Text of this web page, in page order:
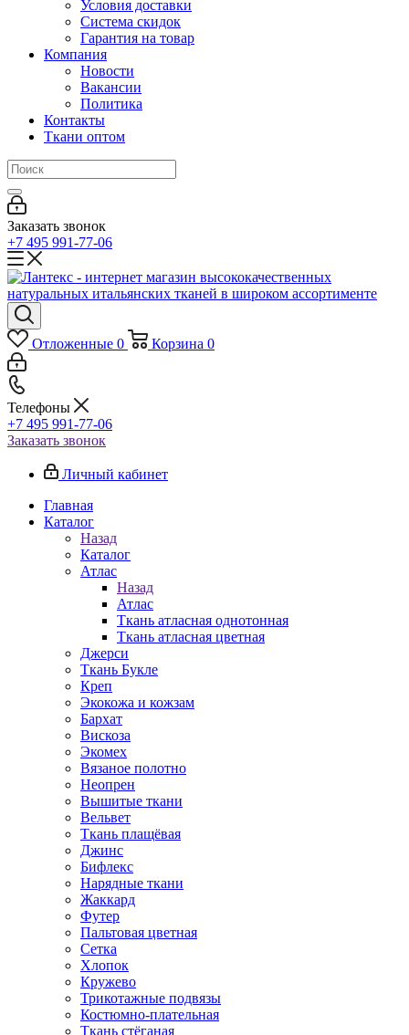
Условия доставки
Система скидок
Гарантия на товар
Компания
Новости
Вакансии
Политика
Контакты
Ткани оптом
Заказать звонок
+7 495 991-77-06
Отложенные 0 Корзина 0
Телефоны
+7 495 991-77-06
Заказать звонок
Личный кабинет
Главная
Каталог
Назад
Каталог
Атлас
Назад
Атлас
Ткань атласная однотонная
Ткань атласная цветная
Джерси
Ткань Букле
Креп
Экокожа и кожзам
Бархат
Вискоза
Экомех
Вязаное полотно
Неопрен
Вышитые ткани
Вельвет
Ткань плащёвая
Джинс
Бифлекс
Нарядные ткани
Жаккард
Футер
Пальтовая цветная
Сетка
Хлопок
Кружево
Трикотажные подвязы
Костюмно-плательная
Ткань стёганая